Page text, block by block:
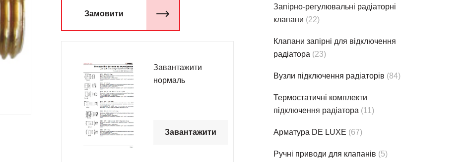
Замовити
Завантажити
нормаль
Завантажити
Запірно-регулювальні радіаторні
клапани (22)
Клапани запірні для відключення
радіатора (23)
Вузли підключення радіаторів (84)
Термостатичнi комплекти
підключення радіатора (11)
Арматура DE LUXE (67)
Ручні приводи для клапанів (5)